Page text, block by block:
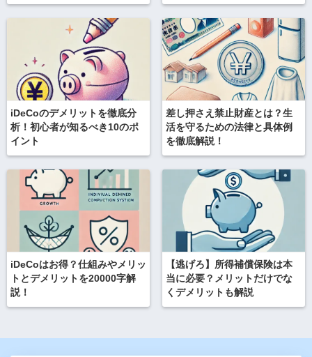
iDeCoのデメリットを徹底分
析！初心者が知るべき10のポ
イント
差し押さえ禁止財産とは？生
活を守るための法律と具体例
を徹底解説！
iDeCoはお得？仕組みやメリッ
トとデメリットを20000字解
説！
【逃げろ】所得補償保険は本
当に必要？メリットだけでな
くデメリットも解説